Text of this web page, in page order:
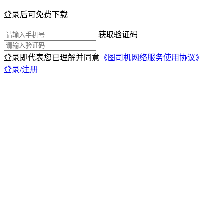
登录后可免费下载
获取验证码
登录即代表您已理解并同意 《图司机网络服务使用协议》
登录/注册